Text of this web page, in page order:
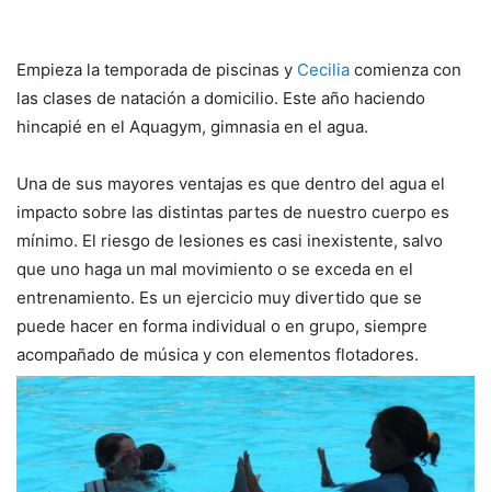
Empieza la temporada de piscinas y Cecilia comienza con
las clases de natación a domicilio. Este año haciendo
hincapié en el Aquagym, gimnasia en el agua.
Una de sus mayores ventajas es que dentro del agua el
impacto sobre las distintas partes de nuestro cuerpo es
mínimo. El riesgo de lesiones es casi inexistente, salvo
que uno haga un mal movimiento o se exceda en el
entrenamiento. Es un ejercicio muy divertido que se
puede hacer en forma individual o en grupo, siempre
acompañado de música y con elementos flotadores.